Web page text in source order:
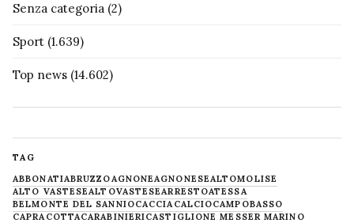
Senza categoria (2)
Sport (1.639)
Top news (14.602)
TAG
ABBONATIABRUZZOAGNONEAGNONESEALTOMOLISE
ALTO VASTESEALTOVASTESEARRESTOATESSA
BELMONTE DEL SANNIOCACCIACALCIOCAMPOBASSO
CAPRACOTTACARABINIERICASTIGLIONE MESSER MARINO